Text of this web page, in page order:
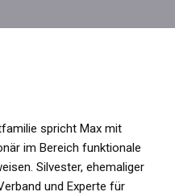
spricht Max mit
im Bereich funktionale
Silvester, ehemaliger
und Experte für